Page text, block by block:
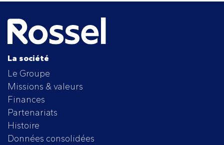
de
l’article
La société
Le Groupe
Missions & valeurs
Finances
Partenariats
Histoire
Données consolidées